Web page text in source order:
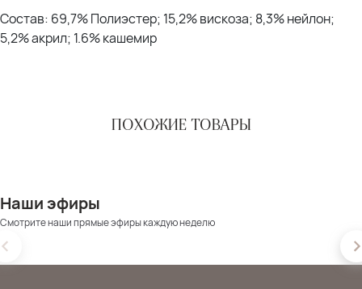
Состав: 69,7% Полиэстер; 15,2% вискоза; 8,3% нейлон;
5,2% акрил; 1.6% кашемир
ПОХОЖИЕ ТОВАРЫ
Наши эфиры
Смотрите наши прямые эфиры каждую неделю